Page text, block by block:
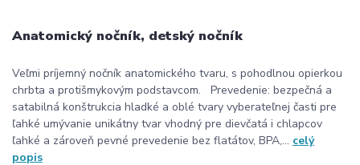
Anatomický nočník, detský nočník
Veľmi príjemný nočník anatomického tvaru, s pohodlnou opierkou
chrbta a protišmykovým podstavcom. Prevedenie: bezpečná a
satabilná konštrukcia hladké a oblé tvary vyberateľnej časti pre
ľahké umývanie unikátny tvar vhodný pre dievčatá i chlapcov
ľahké a zároveň pevné prevedenie bez flatátov, BPA,... celý
popis